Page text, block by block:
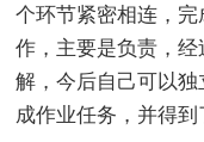
个环节紧密相连，
作，主要是负责，
解，今后自己可以
成作业任务，并得到